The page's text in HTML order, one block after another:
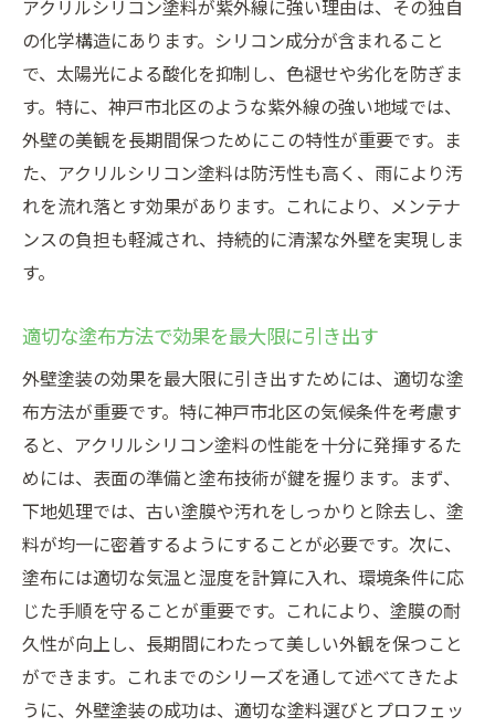
アクリルシリコン塗料が紫外線に強い理由は、その独自
の化学構造にあります。シリコン成分が含まれること
で、太陽光による酸化を抑制し、色褪せや劣化を防ぎま
す。特に、神戸市北区のような紫外線の強い地域では、
外壁の美観を長期間保つためにこの特性が重要です。ま
た、アクリルシリコン塗料は防汚性も高く、雨により汚
れを流れ落とす効果があります。これにより、メンテナ
ンスの負担も軽減され、持続的に清潔な外壁を実現しま
す。
適切な塗布方法で効果を最大限に引き出す
外壁塗装の効果を最大限に引き出すためには、適切な塗
布方法が重要です。特に神戸市北区の気候条件を考慮す
ると、アクリルシリコン塗料の性能を十分に発揮するた
めには、表面の準備と塗布技術が鍵を握ります。まず、
下地処理では、古い塗膜や汚れをしっかりと除去し、塗
料が均一に密着するようにすることが必要です。次に、
塗布には適切な気温と湿度を計算に入れ、環境条件に応
じた手順を守ることが重要です。これにより、塗膜の耐
久性が向上し、長期間にわたって美しい外観を保つこと
ができます。これまでのシリーズを通して述べてきたよ
うに、外壁塗装の成功は、適切な塗料選びとプロフェッ